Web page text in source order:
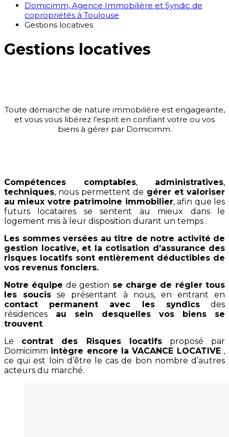
Domicimm, Agence Immobilière et Syndic de
copropriétés à Toulouse
Gestions locatives
Gestions locatives
Toute démarche de nature immobilière est engageante,
et vous vous libérez l’esprit en confiant votre ou vos
biens à gérer par Domicimm.
Compétences comptables, administratives,
techniques, nous permettent de gérer et valoriser
au mieux votre patrimoine immobilier, afin que les
futurs locataires se sentent au mieux dans le
logement mis à leur disposition durant un temps .
Les sommes versées au titre de notre activité de
gestion locative, et la cotisation d’assurance des
risques locatifs sont entièrement déductibles de
vos revenus fonciers.
Notre équipe de gestion se charge de régler tous
les soucis se présentant à nous, en entrant en
contact permanent avec les syndicsdes
résidences au sein desquelles vos biens se
trouvent.
Le contrat des Risques locatifsproposé par
Domicimm intègre encore la VACANCE LOCATIVE,
ce qui est loin d’être le cas de bon nombre d’autres
acteurs du marché.